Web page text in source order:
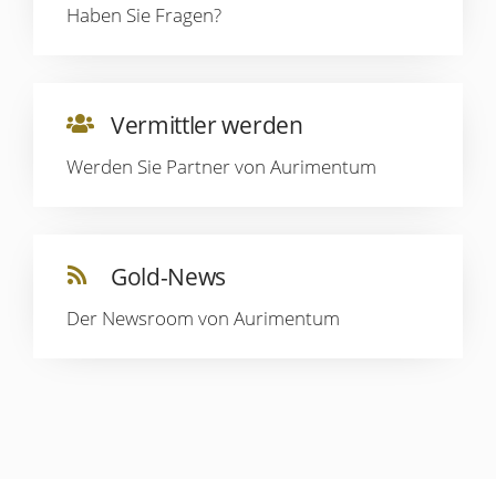
Haben Sie Fragen?
Vermittler werden
Werden Sie Partner von Aurimentum
Gold-News
Der Newsroom von Aurimentum